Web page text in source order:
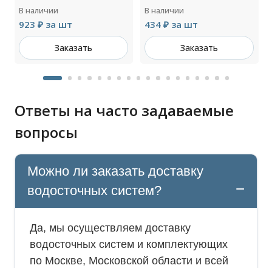
В наличии
923 ₽ за шт
Заказать
В наличии
434 ₽ за шт
Заказать
Ответы на часто задаваемые
вопросы
Можно ли заказать доставку
водосточных систем?
Да, мы осуществляем доставку
водосточных систем и комплектующих
по Москве, Московской области и всей